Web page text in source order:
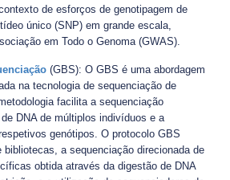
de esforços de genotipagem de
único (SNP) em grande escala,
em Todo o Genoma (GWAS).
(GBS): O GBS é uma abordagem
na tecnologia de sequenciação de
facilita a sequenciação
DNA de múltiplos indivíduos e a
genótipos. O protocolo GBS
bibliotecas, a sequenciação direcionada de
obtida através da digestão de DNA